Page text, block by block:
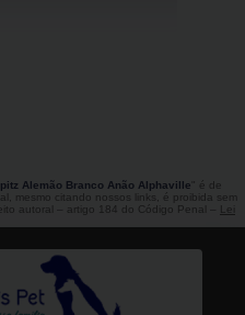
Alemão Branco Anão Alphaville " é de
mesmo citando nossos links, é proibida sem
autoral – artigo 184 do Código Penal –
Lei